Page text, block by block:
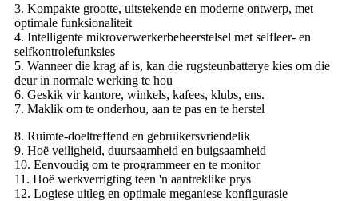
3. Kompakte grootte, uitstekende en moderne ontwerp, met
optimale funksionaliteit
4. Intelligente mikroverwerkerbeheerstelsel met selfleer- en
selfkontrolefunksies
5. Wanneer die krag af is, kan die rugsteunbatterye kies om die
deur in normale werking te hou
6. Geskik vir kantore, winkels, kafees, klubs, ens.
7. Maklik om te onderhou, aan te pas en te herstel
8. Ruimte-doeltreffend en gebruikersvriendelik
9. Hoë veiligheid, duursaamheid en buigsaamheid
10. Eenvoudig om te programmeer en te monitor
11. Hoë werkverrigting teen 'n aantreklike prys
12. Logiese uitleg en optimale meganiese konfigurasie